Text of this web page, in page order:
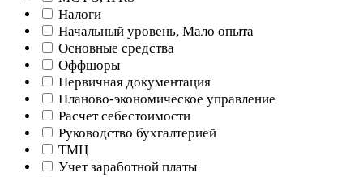
Налоги
Начальный уровень, Мало опыта
Основные средства
Оффшоры
Первичная документация
Планово-экономическое управление
Расчет себестоимости
Руководство бухгалтерией
ТМЦ
Учет заработной платы